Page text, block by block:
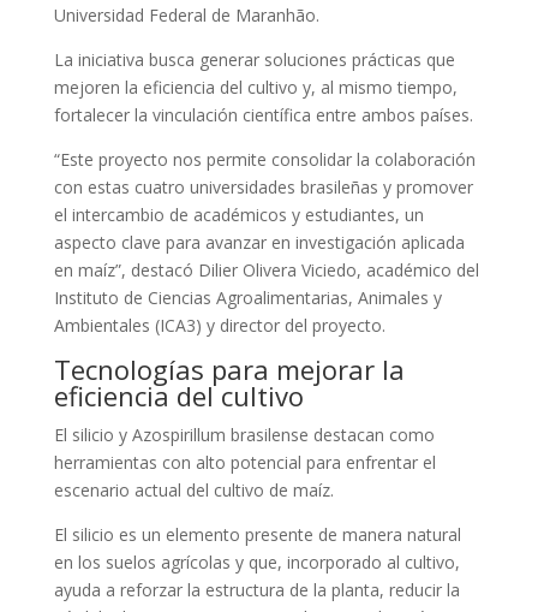
Universidad Federal de Maranhão.
La iniciativa busca generar soluciones prácticas que
mejoren la eficiencia del cultivo y, al mismo tiempo,
fortalecer la vinculación científica entre ambos países.
“Este proyecto nos permite consolidar la colaboración
con estas cuatro universidades brasileñas y promover
el intercambio de académicos y estudiantes, un
aspecto clave para avanzar en investigación aplicada
en maíz”, destacó Dilier Olivera Viciedo, académico del
Instituto de Ciencias Agroalimentarias, Animales y
Ambientales (ICA3) y director del proyecto.
Tecnologías para mejorar la
eficiencia del cultivo
El silicio y Azospirillum brasilense destacan como
herramientas con alto potencial para enfrentar el
escenario actual del cultivo de maíz.
El silicio es un elemento presente de manera natural
en los suelos agrícolas y que, incorporado al cultivo,
ayuda a reforzar la estructura de la planta, reducir la